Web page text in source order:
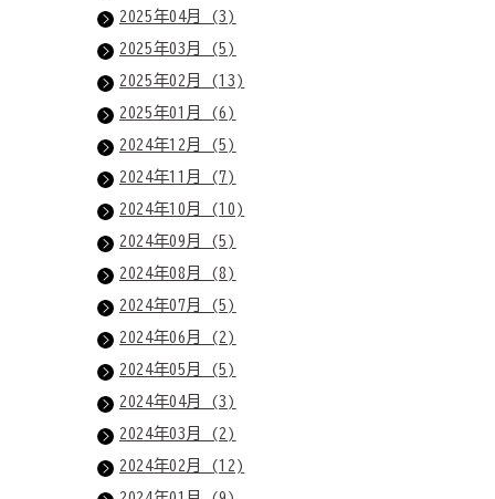
2025年04月 (3)
2025年03月 (5)
2025年02月 (13)
2025年01月 (6)
2024年12月 (5)
2024年11月 (7)
2024年10月 (10)
2024年09月 (5)
2024年08月 (8)
2024年07月 (5)
2024年06月 (2)
2024年05月 (5)
2024年04月 (3)
2024年03月 (2)
2024年02月 (12)